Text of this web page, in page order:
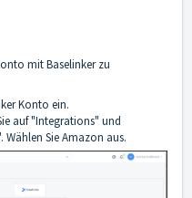
mit Baselinker zu
Konto ein.
auf "Integrations" und
Sie Amazon aus.